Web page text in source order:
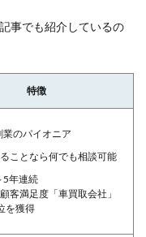
事でも紹介しているの
特徴
業のパイオニア
ことなら何でも相談可能
5年連続
客満足度「車買取会社」
を獲得